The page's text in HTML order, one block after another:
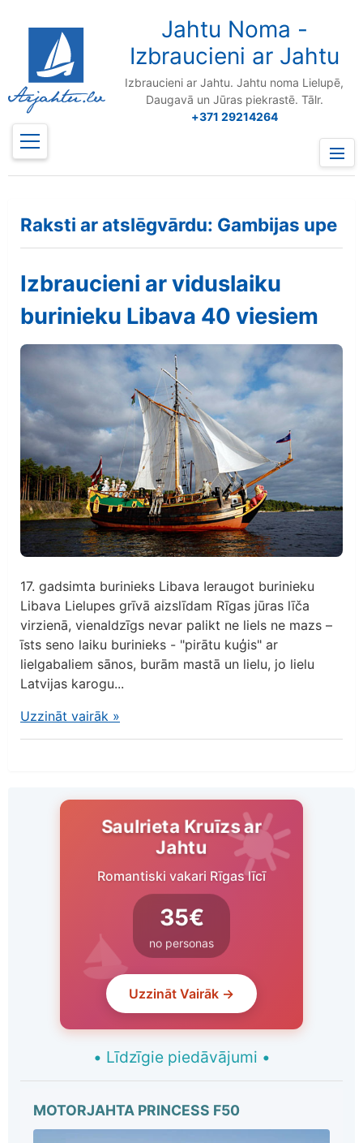
Jahtu Noma -
Izbraucieni ar Jahtu
Izbraucieni ar Jahtu. Jahtu noma Lielupē,
Daugavā un Jūras piekrastē. Tālr.
+371 29214264
Menu
Raksti ar atslēgvārdu: Gambijas upe
Izbraucieni ar viduslaiku
burinieku Libava 40 viesiem
17. gadsimta burinieks Libava Ieraugot burinieku
Libava Lielupes grīvā aizslīdam Rīgas jūras līča
virzienā, vienaldzīgs nevar palikt ne liels ne mazs –
īsts seno laiku burinieks - "pirātu kuģis" ar
lielgabaliem sānos, burām mastā un lielu, jo lielu
Latvijas karogu...
Uzzināt vairāk »
Saulrieta Kruīzs ar
Jahtu
Romantiski vakari Rīgas līcī
35€
no personas
Uzzināt Vairāk →
• Līdzīgie piedāvājumi •
MOTORJAHTA PRINCESS F50